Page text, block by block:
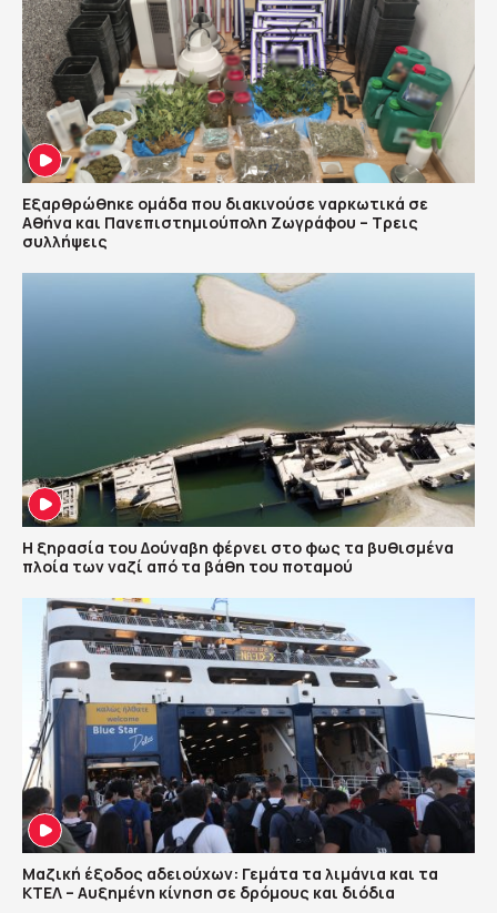
Εξαρθρώθηκε ομάδα που διακινούσε ναρκωτικά σε
Αθήνα και Πανεπιστημιούπολη Ζωγράφου – Τρεις
συλλήψεις
Η ξηρασία του Δούναβη φέρνει στο φως τα βυθισμένα
πλοία των ναζί από τα βάθη του ποταμού
Μαζική έξοδος αδειούχων: Γεμάτα τα λιμάνια και τα
ΚΤΕΛ – Αυξημένη κίνηση σε δρόμους και διόδια